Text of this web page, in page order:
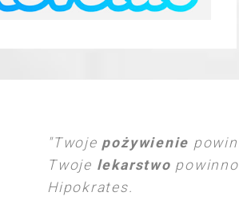
"Twoje pożywienie
Twoje lekarstwo
Hipokrates.